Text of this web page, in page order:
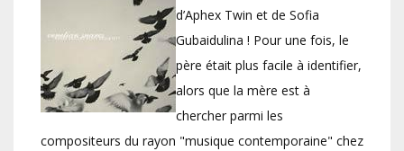
d’Aphex Twin et de Sofia
Gubaidulina ! Pour une fois, le
père était plus facile à identifier,
alors que la mère est à
chercher parmi les
compositeurs du rayon "musique contemporaine" chez